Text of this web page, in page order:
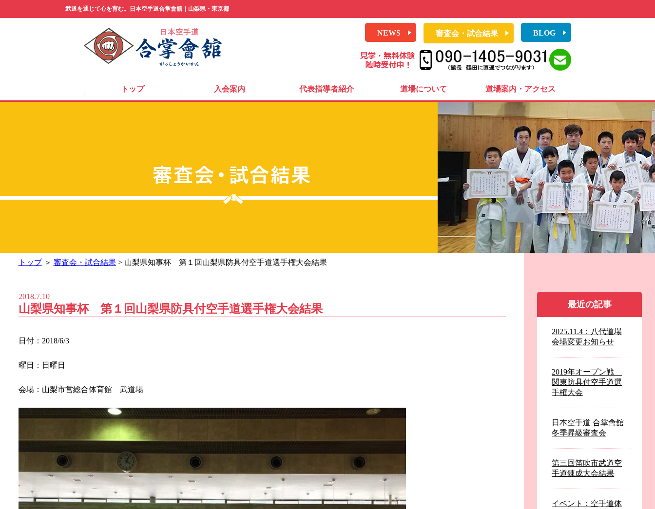
武道を通じて心を育む。 日本空手道合掌會舘｜山梨県・東京都
NEWS 審査会・試合結果 BLOG
トップ 入会案内 代表指導者紹介 道場について 道場案内・アクセス
トップ＞ 審査会・試合結果> 山梨県知事杯 第１回山梨県防具付空手道選手権大会結果
2018.7.10
山梨県知事杯 第１回山梨県防具付空手道選手権大会結果
日付：2018/6/3
曜日：日曜日
会場：山梨市営総合体育館 武道場
最近の記事
2025.11.4：八代道場
会場変更お知らせ
2019年オープン戦
関東防具付空手道選
手権大会
日本空手道 合掌會舘
冬季昇級審査会
第三回笛吹市武道空
手道錬成大会結果
イベント：空手道体